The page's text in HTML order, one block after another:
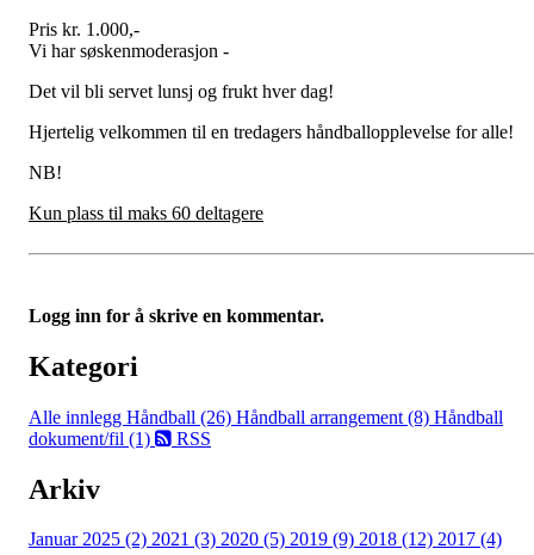
Pris kr. 1.000,-
Vi har søskenmoderasjon -
Det vil bli servet lunsj og frukt hver dag!
Hjertelig velkommen til en tredagers håndballopplevelse for alle!
NB!
Kun plass til maks 60 deltagere
Logg inn for å skrive en kommentar.
Kategori
Alle innlegg Håndball (26) Håndball arrangement (8) Håndball
dokument/fil (1)
RSS
Arkiv
Januar 2025 (2) 2021 (3) 2020 (5) 2019 (9) 2018 (12) 2017 (4)